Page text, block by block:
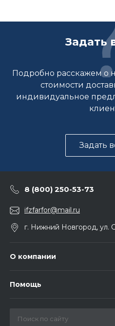
Задать
Подробно расскажем о
стоимости
индивидуальное
Задать
8 (800) 250-53-73
ifzfarfor@mail.ru
г. Нижний Новгород, ул.
О компании
Помощь